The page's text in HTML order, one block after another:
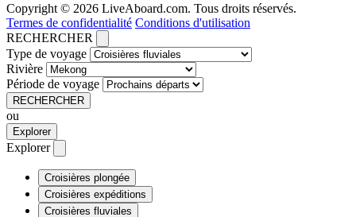
Copyright © 2026 LiveAboard.com. Tous droits réservés.
Termes de confidentialité Conditions d'utilisation
RECHERCHER
Type de voyage
Rivière
Période de voyage
RECHERCHER
ou
Explorer
Explorer
Croisières plongée
Croisières expéditions
Croisières fluviales